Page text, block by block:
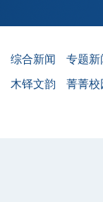
综合新闻 专题新
木铎文韵 菁菁校